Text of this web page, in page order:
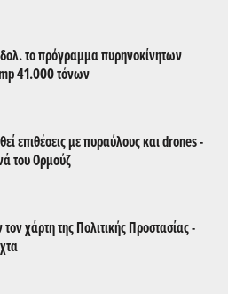
το πρόγραμμα πυρηνοκίνητων
41.000 τόνων
επιθέσεις με πυραύλους και drones -
του Ορμούζ
χάρτη της Πολιτικής Προστασίας -